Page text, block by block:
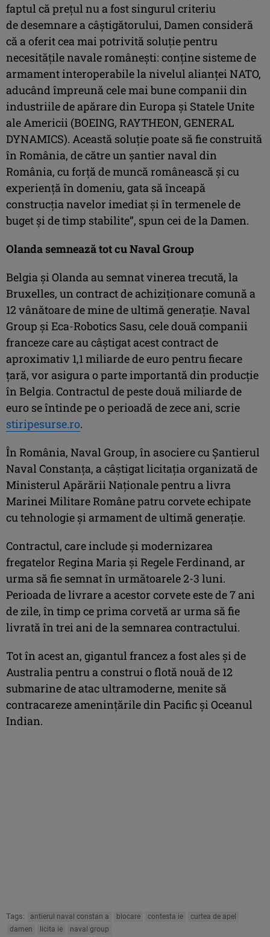
faptul că prețul nu a fost singurul criteriu
de desemnare a câștigătorului, Damen consideră
că a oferit cea mai potrivită soluție pentru
necesitățile navale românești: conține sisteme de
armament interoperabile la nivelul alianței NATO,
aducând împreună cele mai bune companii din
industriile de apărare din Europa și Statele Unite
ale Americii (BOEING, RAYTHEON, GENERAL
DYNAMICS). Această soluție poate să fie construită
în România, de către un șantier naval din
România, cu forță de muncă românească și cu
experiență în domeniu, gata să înceapă
construcția navelor imediat și în termenele de
buget și de timp stabilite”, spun cei de la Damen.
Olanda semnează tot cu Naval Group
Belgia și Olanda au semnat vinerea trecută, la
Bruxelles, un contract de achiziționare comună a
12 vânătoare de mine de ultimă generație. Naval
Group și Eca-Robotics Sasu, cele două companii
franceze care au câștigat acest contract de
aproximativ 1,1 miliarde de euro pentru fiecare
țară, vor asigura o parte importantă din producție
în Belgia. Contractul de peste două miliarde de
euro se întinde pe o perioadă de zece ani, scrie
stiripesurse.ro.
În România, Naval Group, în asociere cu Șantierul
Naval Constanța, a câștigat licitația organizată de
Ministerul Apărării Naționale pentru a livra
Marinei Militare Române patru corvete echipate
cu tehnologie și armament de ultimă generație.
Contractul, care include și modernizarea
fregatelor Regina Maria și Regele Ferdinand, ar
urma să fie semnat în următoarele 2-3 luni.
Perioada de livrare a acestor corvete este de 7 ani
de zile, în timp ce prima corvetă ar urma să fie
livrată în trei ani de la semnarea contractului.
Tot în acest an, gigantul francez a fost ales și de
Australia pentru a construi o flotă nouă de 12
submarine de atac ultramoderne, menite să
contracareze amenințările din Pacific și Oceanul
Indian.
Tags: antierul naval constan a blocare contesta ie
curtea de apel
damen
licita ie naval group